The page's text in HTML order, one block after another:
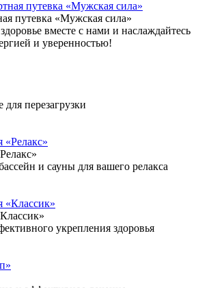
путевка «Мужская сила»
вместе с нами и наслаждайтесь
и уверенностью!
перезагрузки
и сауны для вашего релакса
укрепления здоровья